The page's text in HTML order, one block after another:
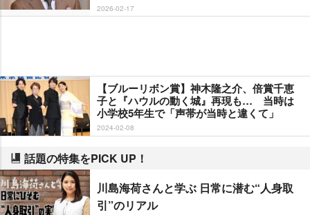
2026-02-17
【ブルーリボン賞】神木隆之介、倍賞千恵
子と『ハウルの動く城』再現も… 当時は
小学校5年生で「声帯が当時と違くて」
2024-02-08
話題の特集をPICK UP！
川島海荷さんと学ぶ 日常に潜む“人身取
引”のリアル